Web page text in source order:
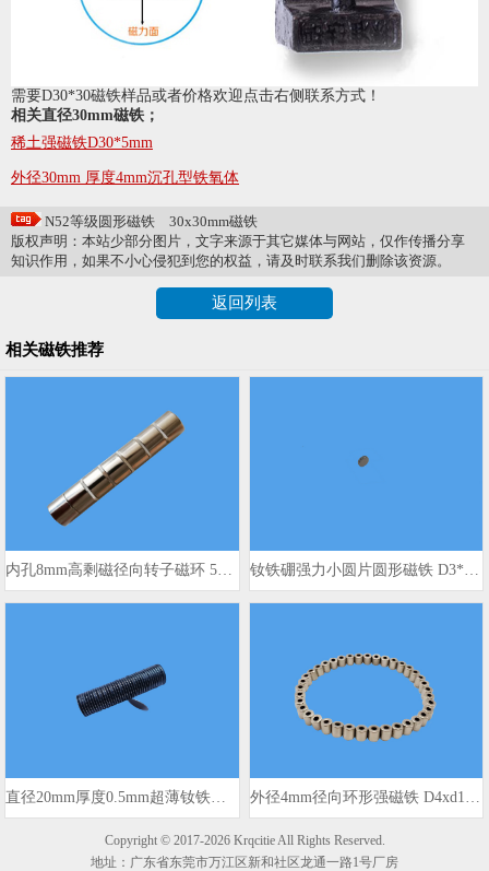
需要D30*30磁铁样品或者价格欢迎点击右侧联系方式！
相关直径30mm磁铁；
稀土强磁铁D30*5mm
外径30mm 厚度4mm沉孔型铁氧体
N52等级圆形磁铁
30x30mm磁铁
版权声明：本站少部分图片，文字来源于其它媒体与网站，仅作传播分享
知识作用，如果不小心侵犯到您的权益，请及时联系我们删除该资源。
返回列表
相关磁铁推荐
内孔8mm高剩磁径向转子磁环 500mt 钕铁硼强力小圆片圆形磁铁 D3*1mm
直径20mm厚度0.5mm超薄钕铁硼圆盘磁铁 外径4mm径向环形强磁铁 D4xd1.6x4mm 3900高斯
Copyright © 2017-2026 Krqcitie All Rights Reserved.
地址：广东省东莞市万江区新和社区龙通一路1号厂房